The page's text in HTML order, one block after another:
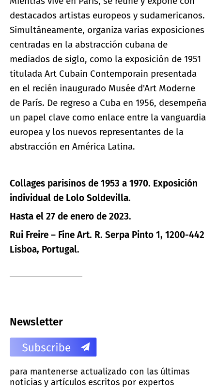
destacados artistas europeos y sudamericanos.
Simultáneamente, organiza varias exposiciones
centradas en la abstracción cubana de
mediados de siglo, como la exposición de 1951
titulada Art Cubain Contemporain presentada
en el recién inaugurado Musée d'Art Moderne
de París. De regreso a Cuba en 1956, desempeña
un papel clave como enlace entre la vanguardia
europea y los nuevos representantes de la
abstracción en América Latina.
Collages parisinos de 1953 a 1970. Exposición
individual de Lolo Soldevilla.
Hasta el 27 de enero de 2023.
Rui Freire – Fine Art. R. Serpa Pinto 1, 1200-442
Lisboa, Portugal.
Newsletter
para mantenerse actualizado con las últimas
noticias y artículos escritos por expertos